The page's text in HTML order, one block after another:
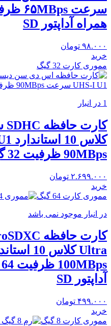
همراه آداپتور SD
۹۸.۰۰۰ تومان
خرید
مموری کارت 32 گیگ
1 در انبار
90MBps ظرفیت 32 گیگابایت
۲.۶۹۹.۰۰۰ تومان
خرید
مموری کارت 64 گیگ
در انبار موجود نمی باشد
آداپتور SD
۴۹۹.۰۰۰ تومان
خرید
مموری کارت 8 گیگ